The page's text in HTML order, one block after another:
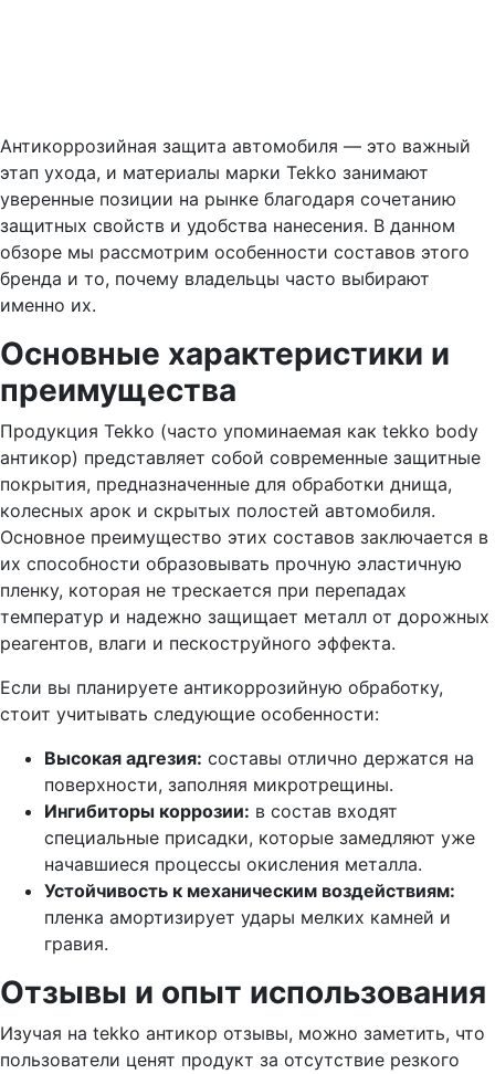
Антикоррозийная защита автомобиля — это важный
этап ухода, и материалы марки Tekko занимают
уверенные позиции на рынке благодаря сочетанию
защитных свойств и удобства нанесения. В данном
обзоре мы рассмотрим особенности составов этого
бренда и то, почему владельцы часто выбирают
именно их.
Основные характеристики и
преимущества
Продукция Tekko (часто упоминаемая как tekko body
антикор) представляет собой современные защитные
покрытия, предназначенные для обработки днища,
колесных арок и скрытых полостей автомобиля.
Основное преимущество этих составов заключается в
их способности образовывать прочную эластичную
пленку, которая не трескается при перепадах
температур и надежно защищает металл от дорожных
реагентов, влаги и пескоструйного эффекта.
Если вы планируете антикоррозийную обработку,
стоит учитывать следующие особенности:
Высокая адгезия: составы отлично держатся на
поверхности, заполняя микротрещины.
Ингибиторы коррозии: в состав входят
специальные присадки, которые замедляют уже
начавшиеся процессы окисления металла.
Устойчивость к механическим воздействиям:
пленка амортизирует удары мелких камней и
гравия.
Отзывы и опыт использования
Изучая на tekko антикор отзывы, можно заметить, что
пользователи ценят продукт за отсутствие резкого